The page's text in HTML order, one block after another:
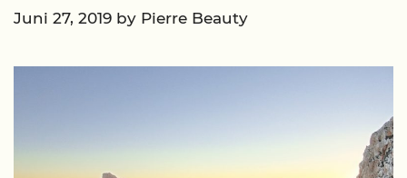
Juni 27, 2019 by Pierre Beauty